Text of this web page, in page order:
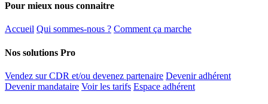
Pour mieux nous connaitre
Accueil Qui sommes-nous ? Comment ça marche
Nos solutions Pro
Vendez sur CDR et/ou devenez partenaire Devenir adhérent
Devenir mandataire Voir les tarifs Espace adhérent